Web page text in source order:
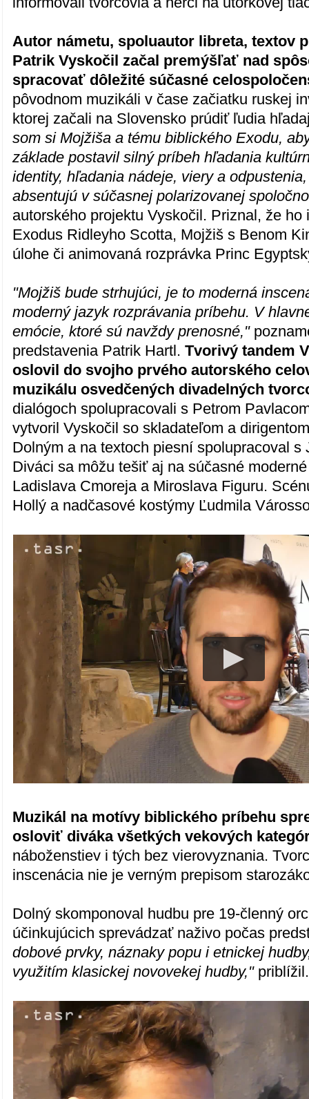
Autor námetu, spoluautor libreta, textov
Patrik Vyskočil začal premýšľať nad
spracovať dôležité súčasné
pôvodnom muzikáli v čase začiatku ruskej
ktorej začali na Slovensko prúdiť ľudia
som si Mojžiša a tému biblického Exodu,
základe postavil silný príbeh hľadania
identity, hľadania nádeje, viery a
absentujú v súčasnej polarizovanej
autorského projektu Vyskočil. Priznal, že ho
Exodus Ridleyho Scotta, Mojžiš s Benom
úlohe či animovaná rozprávka Princ
"Mojžiš bude strhujúci, je to moderná
moderný jazyk rozprávania príbehu. V
emócie, ktoré sú navždy prenosné,"
predstavenia Patrik Hartl.Tvorivý tandem
oslovil do svojho prvého autorského
muzikálu osvedčených divadelných
dialógoch spolupracovali s Petrom
vytvoril Vyskočil so skladateľom a
Dolným a na textoch piesní spolupracoval s
Diváci sa môžu tešiť aj na súčasné
Ladislava Cmoreja a Miroslava Figuru.
Hollý a nadčasové kostýmy Ľudmila
Muzikál na motívy biblického príbehu
osloviť diváka všetkých vekových
náboženstiev i tých bez vierovyznania.
inscenácia nie je verným prepisom
Dolný skomponoval hudbu pre 19-členný
účinkujúcich sprevádzať naživo počas
dobové prvky, náznaky popu i etnickej
využitím klasickej novovekej hudby,"priblížil.